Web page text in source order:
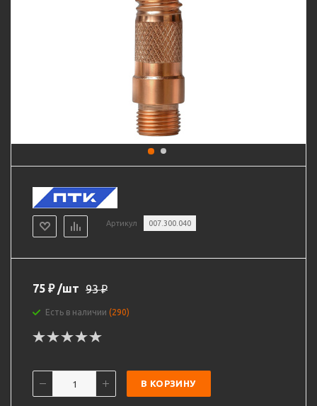
Артикул 007.300.040
75 ₽ /шт 93₽
Есть в наличии (290)
В КОРЗИНУ